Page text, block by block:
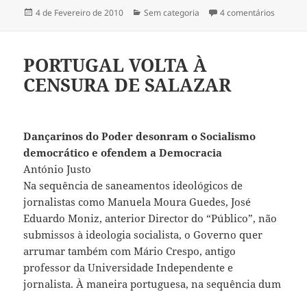
Publicado
4 de Fevereiro de 2010 Categorias
Sem categoria 4 comentários
PORTUGAL VOLTA À
CENSURA DE SALAZAR
Dançarinos do Poder desonram o Socialismo
democrático e ofendem a Democracia
António Justo
Na sequência de saneamentos ideológicos de
jornalistas como Manuela Moura Guedes, José
Eduardo Moniz, anterior Director do “Público”, não
submissos à ideologia socialista, o Governo quer
arrumar também com Mário Crespo, antigo
professor da Universidade Independente e
jornalista. À maneira portuguesa, na sequência dum